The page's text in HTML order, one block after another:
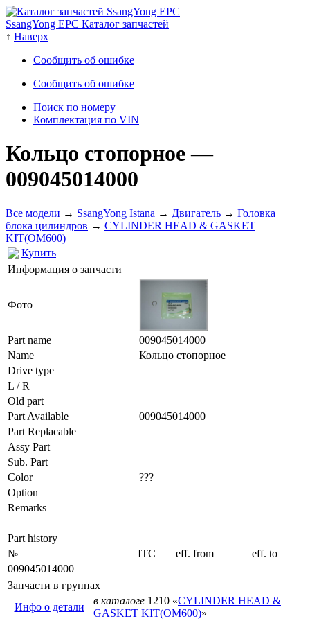
SsangYong EPC Каталог запчастей
↑ Наверх
Сообщить об ошибке
Сообщить об ошибке
Поиск по номеру
Комплектация по VIN
Кольцо стопорное—
009045014000
Все модели → SsangYong Istana → Двигатель → Головка
блока цилиндров → CYLINDER HEAD & GASKET
KIT(OM600)
Купить
Информация о запчасти
Фото
Part name
009045014000
Name
Кольцо стопорное
Drive type
L / R
Old part
Part Available
009045014000
Part Replacable
Assy Part
Sub. Part
Color
???
Option
Remarks
Part history
№
ITC eff. from
eff. to
009045014000
Запчасти в группах
Инфо о детали
в каталоге 1210 «CYLINDER HEAD &
GASKET KIT(OM600)»